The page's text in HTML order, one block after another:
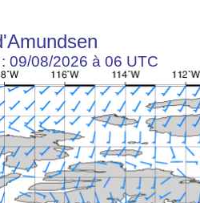
09/08/2026 à 06 UTC